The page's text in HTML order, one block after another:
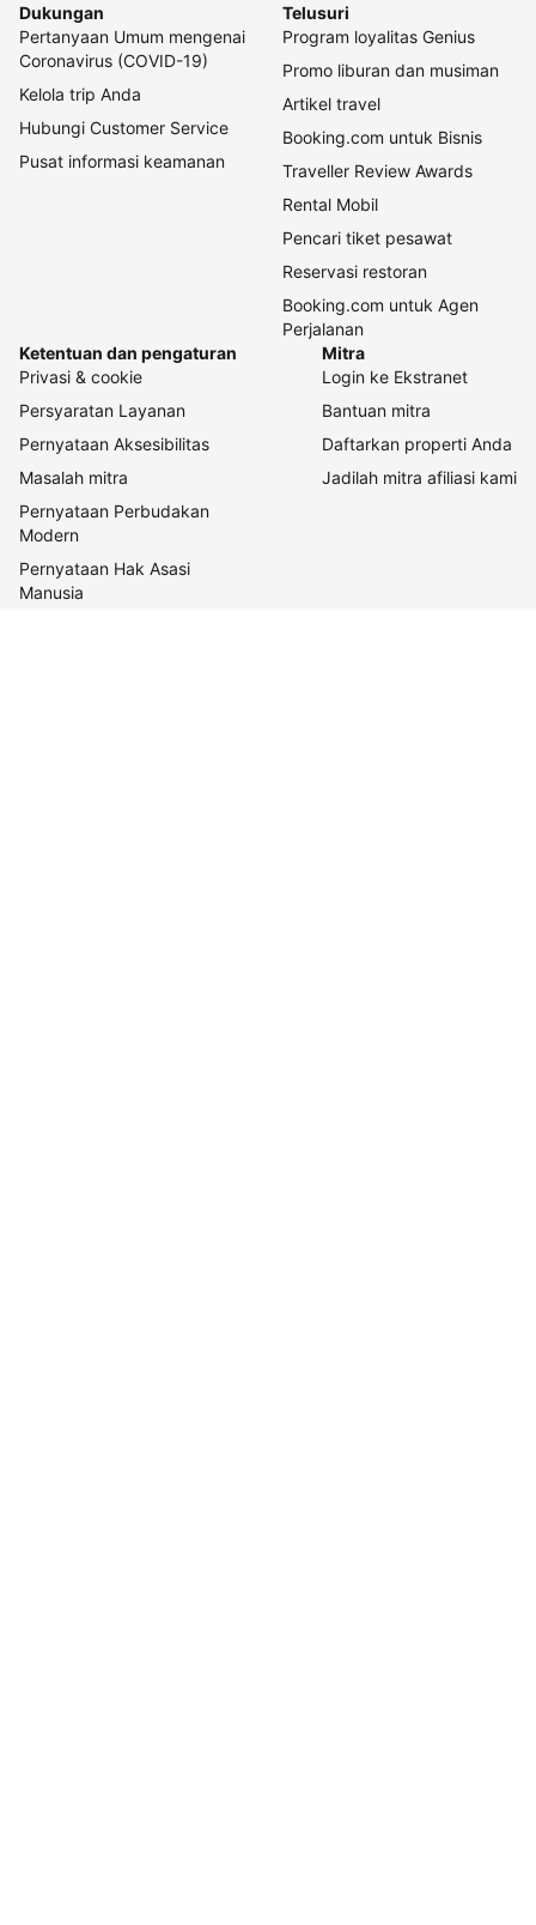
Dukungan
Pertanyaan Umum mengenai
Coronavirus (COVID-19)
Kelola trip Anda
Hubungi Customer Service
Pusat informasi keamanan
Telusuri
Program loyalitas Genius
Promo liburan dan musiman
Artikel travel
Booking.com untuk Bisnis
Traveller Review Awards
Rental Mobil
Pencari tiket pesawat
Reservasi restoran
Booking.com untuk Agen
Perjalanan
Ketentuan dan pengaturan
Privasi & cookie
Persyaratan Layanan
Pernyataan Aksesibilitas
Masalah mitra
Pernyataan Perbudakan
Modern
Pernyataan Hak Asasi
Manusia
Mitra
Login ke Ekstranet
Bantuan mitra
Daftarkan properti Anda
Jadilah mitra afiliasi kami